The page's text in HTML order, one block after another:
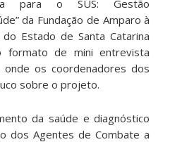
para o SUS: Gestão
da Fundação de Amparo à
Estado de Santa Catarina
formato de mini entrevista
onde os coordenadores dos
sobre o projeto.
da saúde e diagnóstico
dos Agentes de Combate a